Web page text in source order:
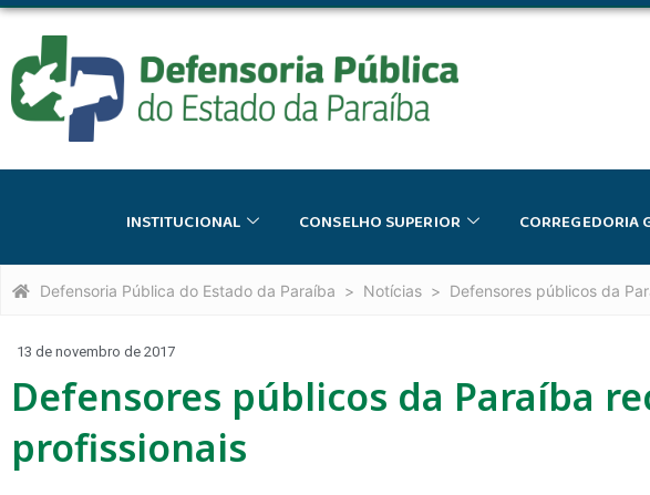
INSTITUCIONAL CONSELHO SUPERIOR CORREGEDORIA
Defensoria Pública do Estado da Paraíba Notícias Defensores públicos da
13 de novembro de 2017
Defensores públicos da Paraíba
profissionais